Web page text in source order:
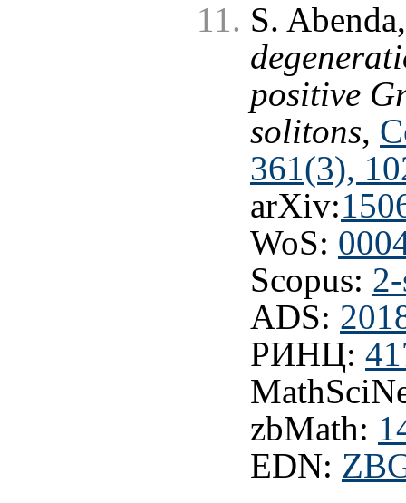
S.
positive
solitons,
361(3),
arXiv:
WoS:
Scopus:
ADS:
РИНЦ:
zbMath:
EDN: